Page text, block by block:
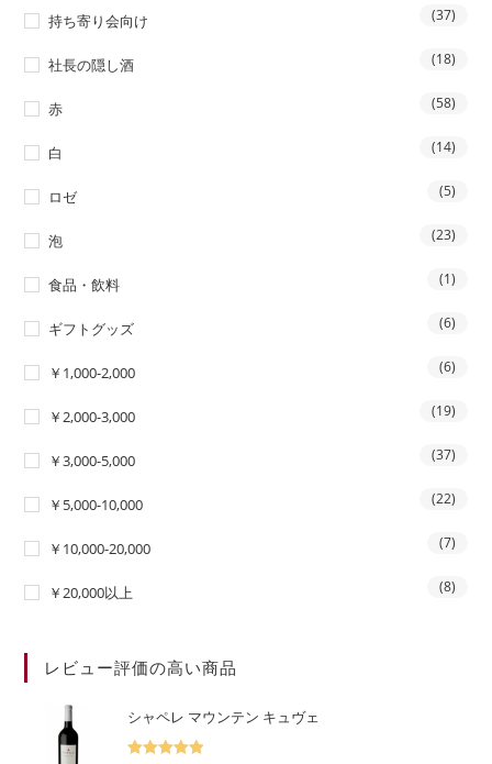
持ち寄り会向け (37)
社長の隠し酒 (18)
赤 (58)
白 (14)
ロゼ (5)
泡 (23)
食品・飲料 (1)
ギフトグッズ (6)
￥1,000-2,000 (6)
￥2,000-3,000 (19)
￥3,000-5,000 (37)
￥5,000-10,000 (22)
￥10,000-20,000 (7)
￥20,000以上 (8)
レビュー評価の高い商品
シャペレ マウンテン キュヴェ